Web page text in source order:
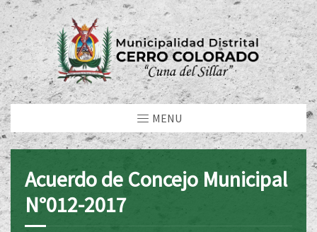
MENU
Acuerdo de Concejo Municipal
N°012-2017